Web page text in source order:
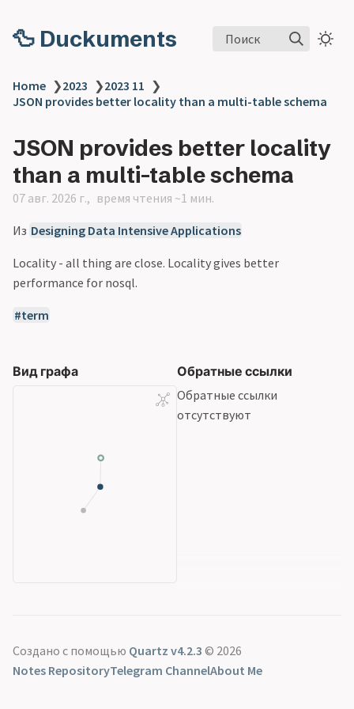
🦆 Duckuments Поиск
Home ❯2023 ❯2023 11 ❯
JSON provides better locality than a multi-table schema
JSON provides better locality
than a multi-table schema
07 авг. 2026 г. время чтения ~1 мин.
Из Designing Data Intensive Applications
Locality - all thing are close. Locality gives better
performance for nosql.
term
Вид графа
Обратные ссылки
Обратные ссылки
отсутствуют
Создано с помощью Quartz v4.2.3 © 2026
Notes RepositoryTelegram ChannelAbout Me